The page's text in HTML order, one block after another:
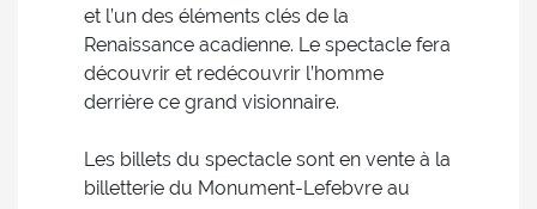
et l’un des éléments clés de la
Renaissance acadienne. Le spectacle fera
découvrir et redécouvrir l’homme
derrière ce grand visionnaire.
Les billets du spectacle sont en vente à la
billetterie du Monument-Lefebvre au